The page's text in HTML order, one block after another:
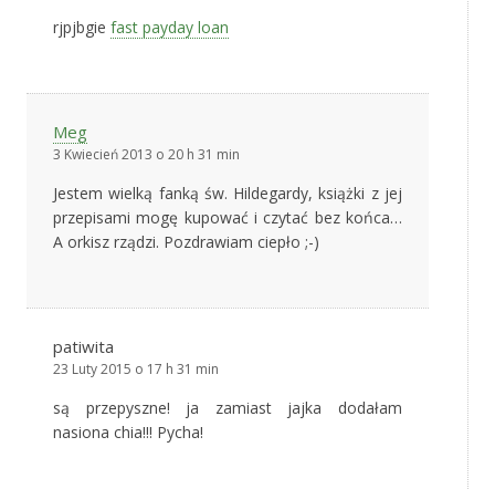
rjpjbgie fast payday loan
Meg
3 Kwiecień 2013 o 20 h 31 min
Jestem wielką fanką św. Hildegardy, książki z jej
przepisami mogę kupować i czytać bez końca…
A orkisz rządzi. Pozdrawiam ciepło ;-)
patiwita
23 Luty 2015 o 17 h 31 min
są przepyszne! ja zamiast jajka dodałam
nasiona chia!!! Pycha!